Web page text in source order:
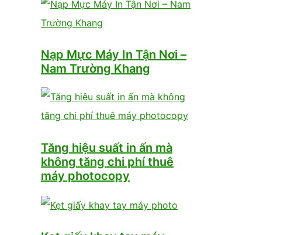
Nạp Mực Máy In Tận Nơi –
Nam Trường Khang
Tăng hiệu suất in ấn mà
không tăng chi phí thuê
máy photocopy